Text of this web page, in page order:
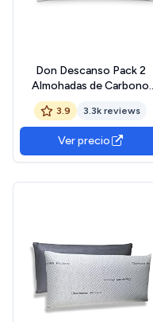
Don Descanso Pack 2
Almohadas de Carbono
Activo con Copos
Viscoelástica, 70cm,
Firmeza Media,
Ergonómicas, Adaptables a
Cabeza y Cuello,
3.9 3.3k reviews
Ver precio